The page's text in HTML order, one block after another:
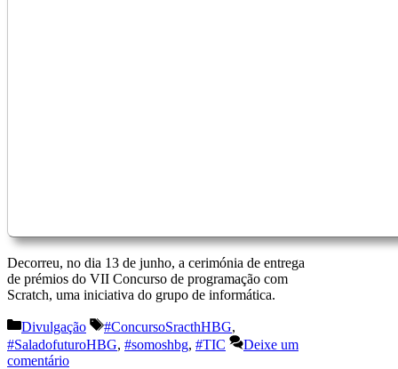
Decorreu, no dia 13 de junho, a cerimónia de entrega
de prémios do VII Concurso de programação com
Scratch, uma iniciativa do grupo de informática.
Categorias
Divulgação Etiquetas
#ConcursoSracthHBG,
#SaladofuturoHBG, #somoshbg, #TIC
Deixe um
comentário